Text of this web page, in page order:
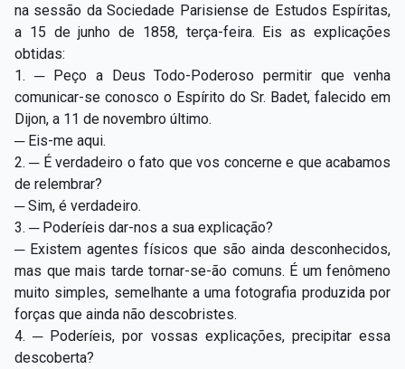
na sessão da Sociedade Parisiense de Estudos Espíritas,
a 15 de junho de 1858, terça-feira. Eis as explicações
obtidas:
1. ─ Peço a Deus Todo-Poderoso permitir que venha
comunicar-se conosco o Espírito do Sr. Badet, falecido em
Dijon, a 11 de novembro último.
─ Eis-me aqui.
2. ─ É verdadeiro o fato que vos concerne e que acabamos
de relembrar?
─ Sim, é verdadeiro.
3. ─ Poderíeis dar-nos a sua explicação?
─ Existem agentes físicos que são ainda desconhecidos,
mas que mais tarde tornar-se-ão comuns. É um fenômeno
muito simples, semelhante a uma fotografia produzida por
forças que ainda não descobristes.
4. ─ Poderíeis, por vossas explicações, precipitar essa
descoberta?